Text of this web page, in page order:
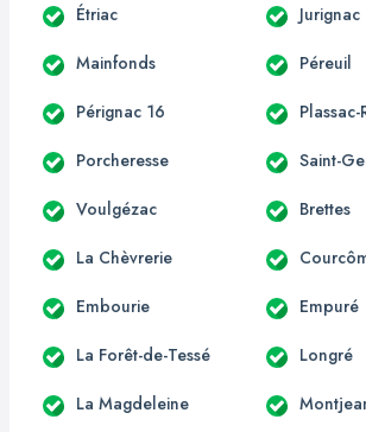
Étriac Jurignac
Mainfonds Péreuil
Pérignac 16
Porcheresse Saint-
Voulgézac Brettes
La Chèvrerie
Embourie Empuré
La Forêt-de-Tessé Longré
La Magdeleine